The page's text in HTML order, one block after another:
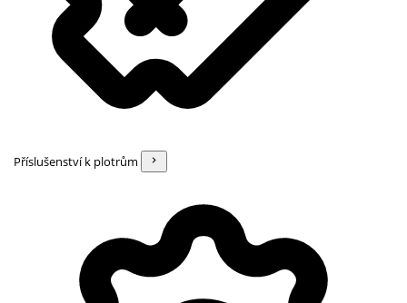
Příslušenství k plotrům